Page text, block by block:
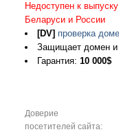
Недоступен к
Беларуси и России
[DV] проверка
Защищает домен и
Гарантия: 10 000$
Доверие
посетителей сайта: